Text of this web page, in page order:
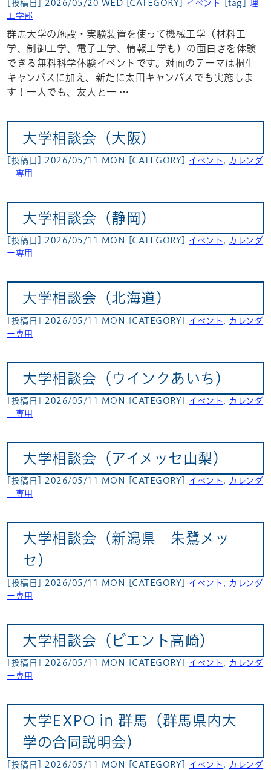
[投稿日] 2026/05/20 WED [CATEGORY] イベント [tag] 理
工学部
群馬大学の施設・実験装置を使って機械工学（材料工
学、制御工学、電子工学、情報工学も）の面白さを体験
できる無料科学体験イベントです。対面のテーマは桐生
キャンパスに加え、新たに太田キャンパスでも実施しま
す！一人でも、友人と一 …
大学相談会（大阪）
[投稿日] 2026/05/11 MON [CATEGORY] イベント
カレンダ
ー専用
大学相談会（静岡）
[投稿日] 2026/05/11 MON [CATEGORY] イベント , カレンダ
ー専用
大学相談会（北海道）
[投稿日] 2026/05/11 MON [CATEGORY] イベント
カレンダ
ー専用
大学相談会（ウインクあいち）
[投稿日] 2026/05/11 MON [CATEGORY] イベント , カレンダ
ー専用
大学相談会（アイメッセ山梨）
[投稿日] 2026/05/11 MON [CATEGORY] イベント , カレンダ
ー専用
大学相談会（新潟県 朱鷺メッ
セ）
[投稿日] 2026/05/11 MON [CATEGORY] イベント
カレンダ
ー専用
大学相談会（ビエント高崎）
[投稿日] 2026/05/11 MON [CATEGORY] イベント , カレンダ
ー専用
大学EXPO in 群馬（群馬県内大
学の合同説明会）
[投稿日] 2026/05/11 MON [CATEGORY] イベント , カレンダ